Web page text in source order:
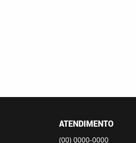
ATENDIMENTO
(00) 0000-0000